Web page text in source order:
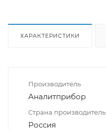
ХАРАКТЕРИСТИКИ
Производитель
Аналитприбор
Страна производитель
Россия